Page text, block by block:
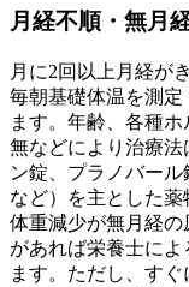
月経不順・無月
月に2回以上月経が
毎朝基礎体温を測
ます。年齢、各種
無などにより治療法
ン錠、プラノバー
など）を主とした
体重減少が無月経
があれば栄養士によ
ます。ただし、す